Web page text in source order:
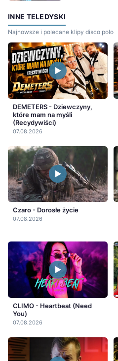
INNE TELEDYSKI
Najnowsze i polecane klipy disco polo
DEMETERS - Dziewczyny,
które mam na myśli
(Recydywiści)
07.08.2026
Czaro - Dorosłe życie
07.08.2026
CLIMO - Heartbeat (Need
You)
07.08.2026